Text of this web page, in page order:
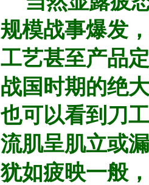
规模战事爆发
工艺甚至产品
战国时期的绝
也可以看到刀
流肌呈肌立或
犹如疲映一般